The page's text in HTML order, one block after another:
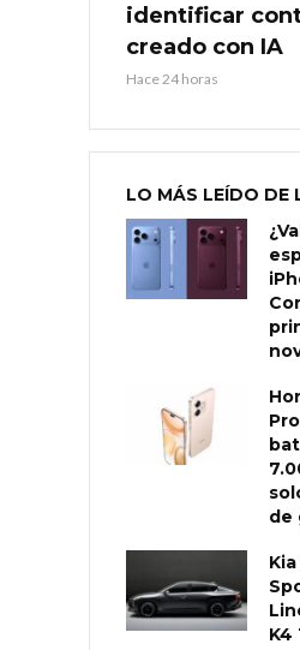
identificar
creado con IA
Hace 24 horas
LO MÁS LEÍDO DE
de
K4